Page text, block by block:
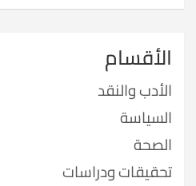
الأقسام
الأدب والنقد
السياسة
الصحة
تحقيقات ودراسات